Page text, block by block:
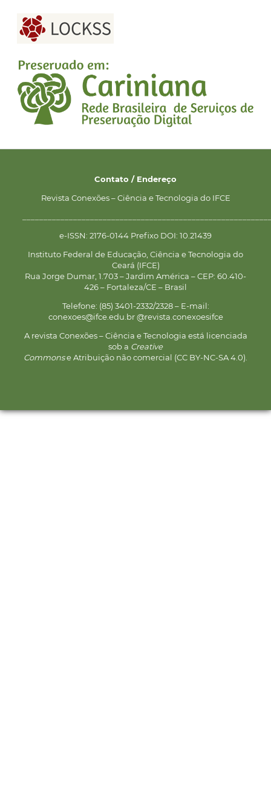
Contato / Endereço
Revista Conexões – Ciência e Tecnologia do IFCE
e-ISSN: 2176-0144 Prefixo DOI: 10.21439
Instituto Federal de Educação, Ciência e Tecnologia do
Ceará (IFCE)
Rua Jorge Dumar, 1.703 – Jardim América – CEP: 60.410-
426 – Fortaleza/CE – Brasil
Telefone: (85) 3401-2332/2328 – E-mail:
conexoes@ifce.edu.br @revista.conexoesifce
A revista Conexões – Ciência e Tecnologia está licenciada
sob a Creative
Commonse Atribuição não comercial (CC BY-NC-SA 4.0).